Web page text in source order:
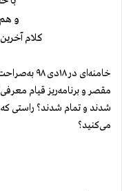
و
کلام
خامنه‌ای در ۱۸دی ۹۸ به‌صراحت
مقصر و برنامه‌ریز قیام
شدند و تمام شدند؟ راستی که
می‌کنید؟